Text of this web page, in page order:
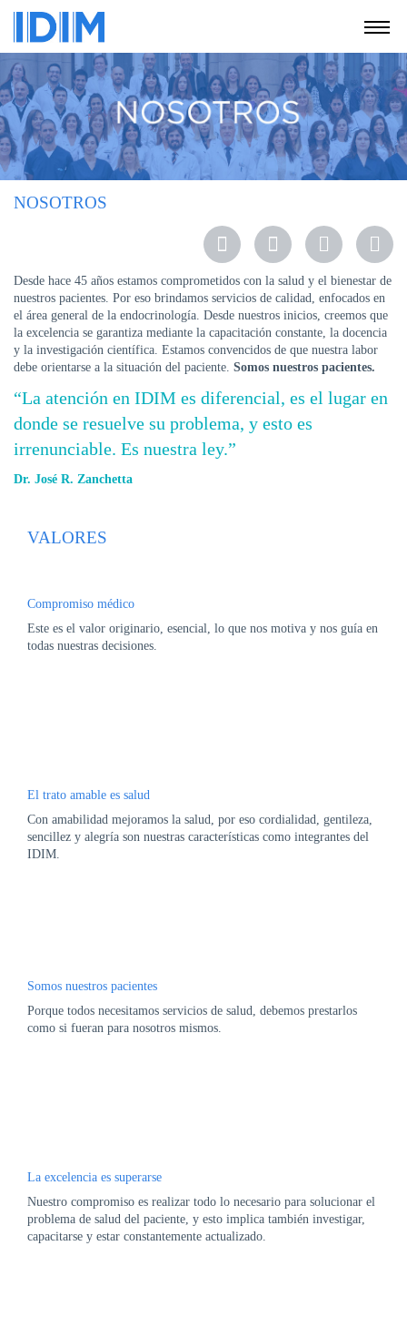
NOSOTROS
SERVICIOS
EDUCACIÓN
INSTRUCCIONES
PACIENTES
INVESTIGACIÓN
SEDES
Y
HORARIOS
MODULO
DE
AUTOGESTIÓN
DE
5031-
Y
RECETAS
ONLINE
NOSOTROS
Desde hace 45 años estamos comprometidos con la salud y el bienestar de
nuestros pacientes. Por eso brindamos servicios de calidad, enfocados en
el área general de la endocrinología. Desde nuestros inicios, creemos que
la excelencia se garantiza mediante la capacitación constante, la docencia
y la investigación científica. Estamos convencidos de que nuestra labor
debe orientarse a la situación del paciente. Somos nuestros pacientes.
“La atención en IDIM es diferencial, es el lugar en
donde se resuelve su problema, y esto es
irrenunciable. Es nuestra ley.”
Dr. José R. Zanchetta
VALORES
Compromiso médico
Este es el valor originario, esencial, lo que nos motiva y nos guía en
todas nuestras decisiones.
El trato amable es salud
Con amabilidad mejoramos la salud, por eso cordialidad, gentileza,
sencillez y alegría son nuestras características como integrantes del
IDIM.
Somos nuestros pacientes
Porque todos necesitamos servicios de salud, debemos prestarlos
como si fueran para nosotros mismos.
La excelencia es superarse
Nuestro compromiso es realizar todo lo necesario para solucionar el
problema de salud del paciente, y esto implica también investigar,
capacitarse y estar constantemente actualizado.